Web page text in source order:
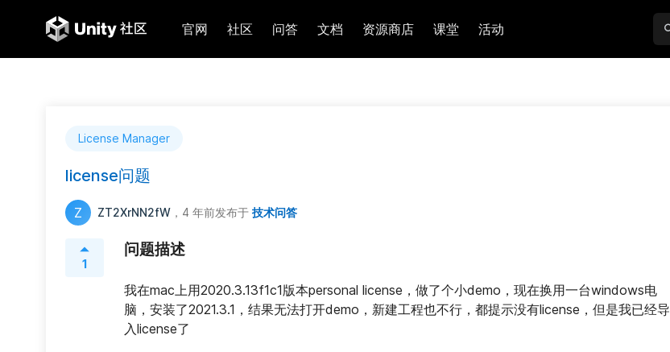
官网 社区 问答 文档 资源商店 课堂 活动
License Manager
license问题
Z ZT2XrNN2fW ，4 年前发布于 技术问答
1
问题描述
我在mac上用2020.3.13f1c1版本personal license，做了个小demo，现在换用一台windows电
脑，安装了2021.3.1，结果无法打开demo，新建工程也不行，都提示没有license，但是我已经导
入license了